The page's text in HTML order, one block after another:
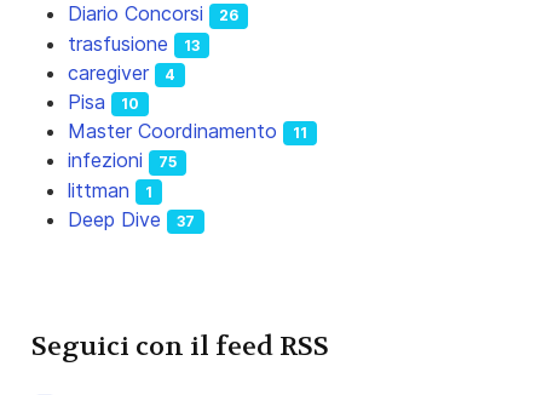
Diario Concorsi 26
trasfusione 13
caregiver 4
Pisa 10
Master Coordinamento 11
infezioni 75
littman 1
Deep Dive 37
Seguici con il feed RSS